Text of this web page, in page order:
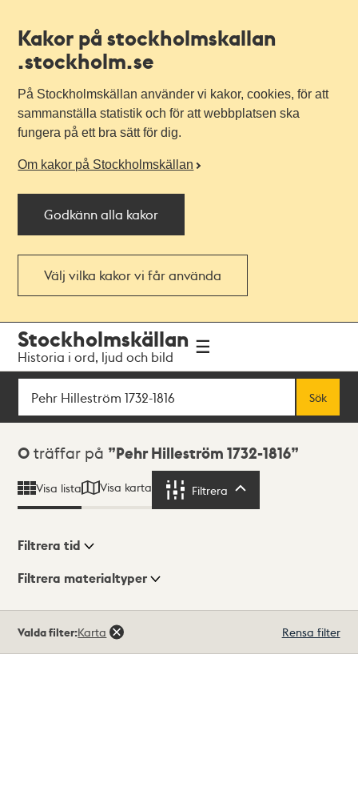
Kakor på stockholmskallan
.stockholm.se
På Stockholmskällan använder vi kakor, cookies, för att
sammanställa statistik och för att webbplatsen ska
fungera på ett bra sätt för dig.
Om kakor på Stockholmskällan
Godkänn alla kakor
Välj vilka kakor vi får använda
navigationen
huvudinnehållet
Stockholmskällan
Historia i ord, ljud och bild
Sök
Sök
Sökresultat
0 träffar på Pehr Hilleström 1732-1816
Visa lista Visa karta Filtrera
Visningsläge
Filtrera tid
Filtrera materialtyper
träffar
Valda filter:Karta Rensa filter